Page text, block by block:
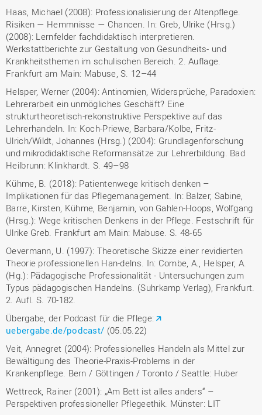
Haas, Michael (2008): Professionalisierung der Altenpflege.
Risiken — Hemmnisse — Chancen. In: Greb, Ulrike (Hrsg.)
(2008): Lernfelder fachdidaktisch interpretieren.
Werkstattberichte zur Gestaltung von Gesundheits- und
Krankheitsthemen im schulischen Bereich. 2. Auflage.
Frankfurt am Main: Mabuse, S. 12–44
Helsper, Werner (2004): Antinomien, Widersprüche, Paradoxien:
Lehrerarbeit ein unmögliches Geschäft? Eine
strukturtheoretisch-rekonstruktive Perspektive auf das
Lehrerhandeln. In: Koch-Priewe, Barbara/Kolbe, Fritz-
Ulrich/Wildt, Johannes (Hrsg.) (2004): Grundlagenforschung
und mikrodidaktische Reformansätze zur Lehrerbildung. Bad
Heilbrunn: Klinkhardt. S. 49–98
Kühme, B. (2018): Patientenwege kritisch denken –
Implikationen für das Pflegemanagement. In: Balzer, Sabine,
Barre, Kirsten, Kühme, Benjamin, von Gahlen-Hoops, Wolfgang
(Hrsg.): Wege kritischen Denkens in der Pflege. Festschrift für
Ulrike Greb. Frankfurt am Main: Mabuse. S. 48-65
Oevermann, U. (1997): Theoretische Skizze einer revidierten
Theorie professionellen Han-delns. In: Combe, A., Helsper, A.
(Hg.): Pädagogische Professionalität - Untersuchungen zum
Typus pädagogischen Handelns. (Suhrkamp Verlag), Frankfurt.
2. Aufl. S. 70-182.
Übergabe, der Podcast für die Pflege:
uebergabe.de/podcast/ (05.05.22)
Veit, Annegret (2004): Professionelles Handeln als Mittel zur
Bewältigung des Theorie-Praxis-Problems in der
Krankenpflege. Bern / Göttingen / Toronto / Seattle: Huber
Wettreck, Rainer (2001): „Am Bett ist alles anders“ –
Perspektiven professioneller Pflegeethik. Münster: LIT